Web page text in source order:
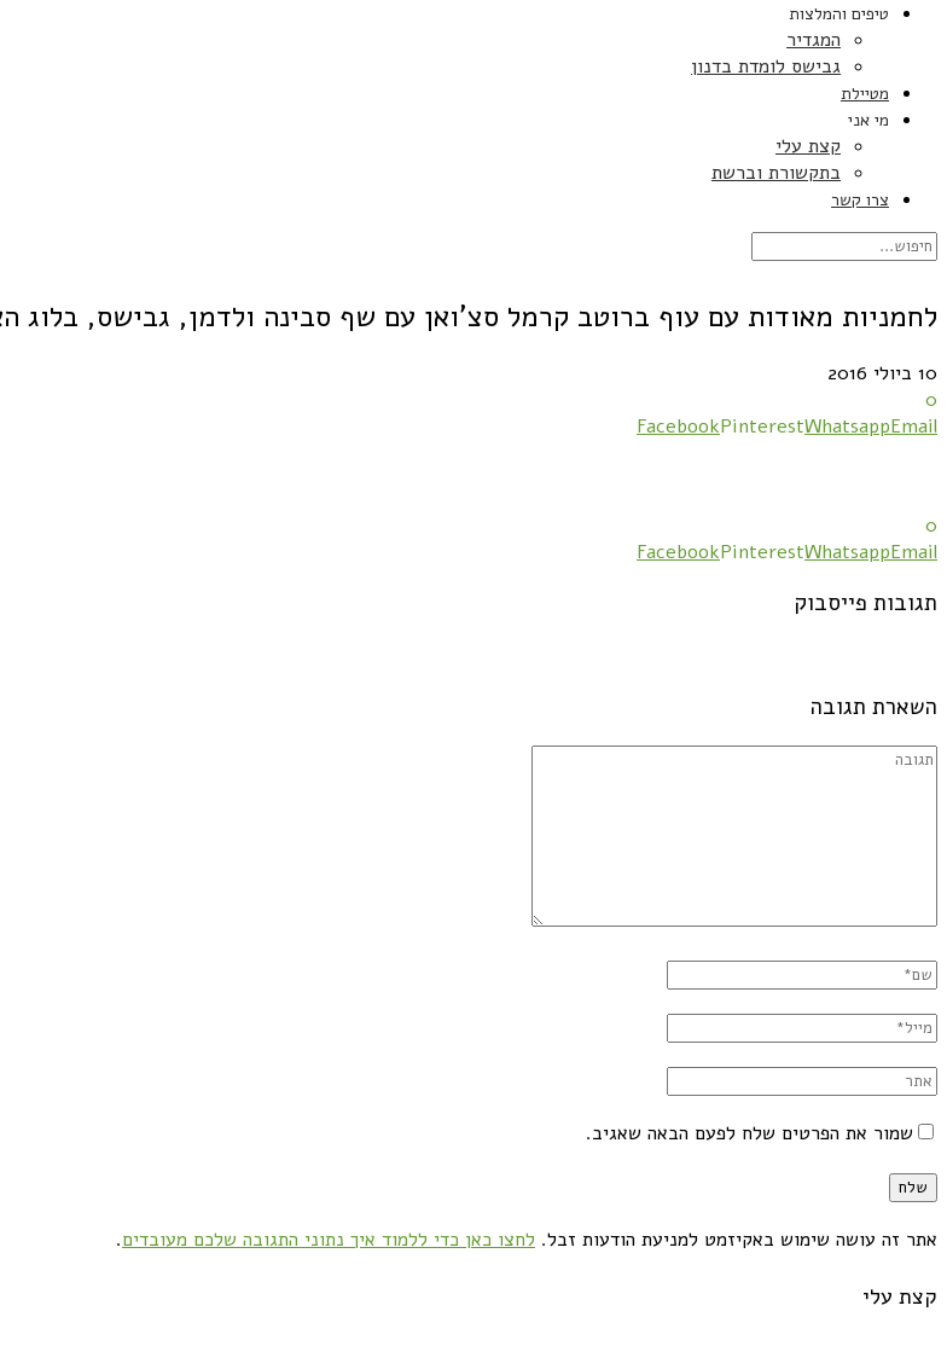
טיפים והמלצות
המגדיר
גבישס לומדת בדנון
מטיילת
מי אני
קצת עלי
בתקשורת וברשת
צרו קשר
לחמניות מאודות עם עוף ברוטב קרמל סצ'ואן עם שף סבינה ולדמן, גבישס, בלוג
10 ביולי 2016
0
FacebookPinterestWhatsappEmail
0
FacebookPinterestWhatsappEmail
תגובות פייסבוק
השארת תגובה
שמור את הפרטים שלח לפעם הבאה שאגיב.
אתר זה עושה שימוש באקיזמט למניעת הודעות זבל. לחצו כאן כדי ללמוד איך נתוני התגובה שלכם מעובדים.
קצת עלי